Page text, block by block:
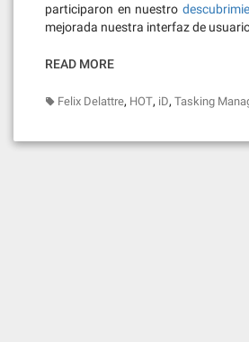
participaron en nuestro
mejorada nuestra interfaz de
READ MORE
Felix Delattre, HOT, iD, Tasking